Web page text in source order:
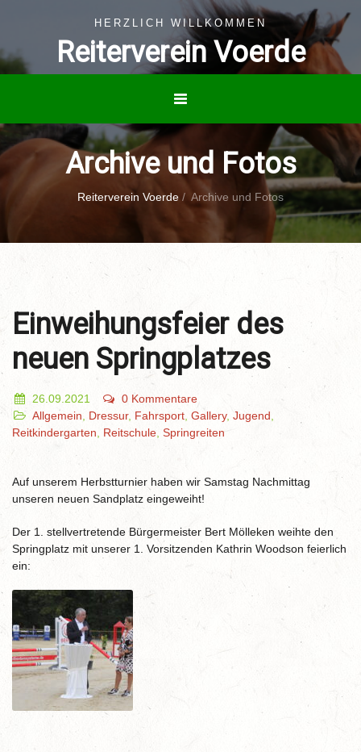
HERZLICH WILLKOMMEN
Reiterverein Voerde
Archive und Fotos
Reiterverein Voerde / Archive und Fotos
Einweihungsfeier des
neuen Springplatzes
26.09.2021
0 Kommentare
Allgemein
Dressur, Fahrsport Gallery, Jugend
Reitkindergarten
Reitschule Springreiten
Auf unserem Herbstturnier haben wir Samstag Nachmittag
unseren neuen Sandplatz eingeweiht!
Der 1. stellvertretende Bürgermeister Bert Mölleken weihte den
Springplatz mit unserer 1. Vorsitzenden Kathrin Woodson feierlich
ein: